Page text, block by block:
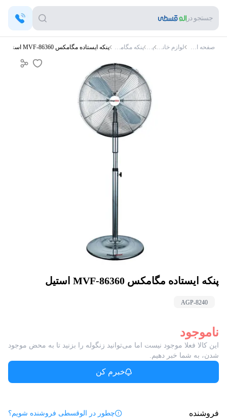
جستجو در
صفحه اصلی لوازم خانگی پنکه پنکه مگامکس پنکه ایستاده مگامکس MVF-86360 استیل
پنکه ایستاده مگامکس MVF-86360 استیل
AGP-8240
ناموجود
این کالا فعلا موجود نیست اما می‌توانید زنگوله را بزنید تا به محض موجود
شدن، به شما خبر دهیم.
خبرم کن
فروشنده چطور در الوقسطی فروشنده شویم؟